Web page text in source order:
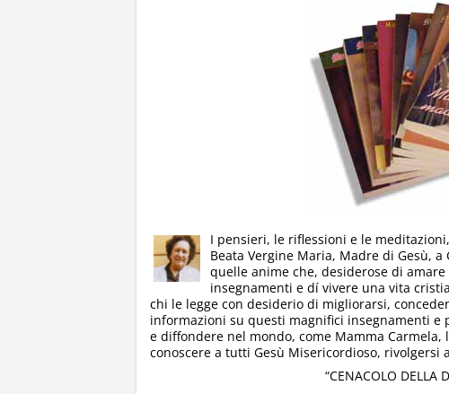
I pensieri, le riflessioni e le
Beata Vergine Maria, Madre di Gesù,
quelle anime che, desiderose di
insegnamenti e dí vivere una vita
chi le legge con desiderio di migliorarsi,
informazioni su questi magnifici insegnamenti
e diffondere nel mondo, come Mamma
conoscere a tutti Gesù Misericordioso, rivolgersi
“CENACOLO DELLA